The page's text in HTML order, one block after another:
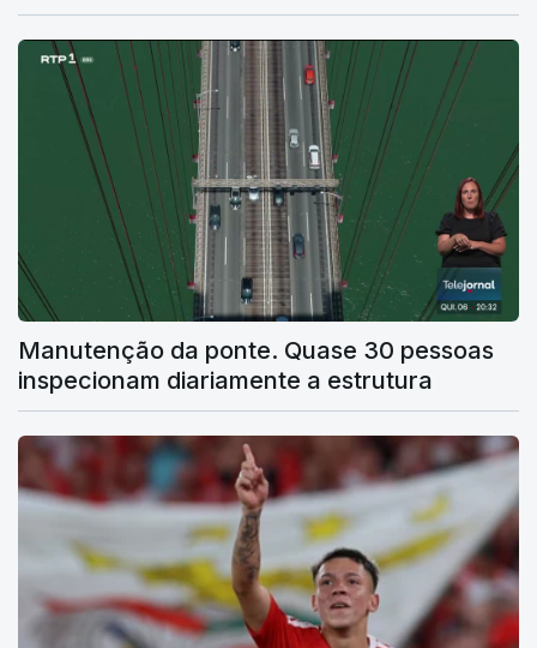
Manutenção da ponte. Quase 30 pessoas
inspecionam diariamente a estrutura